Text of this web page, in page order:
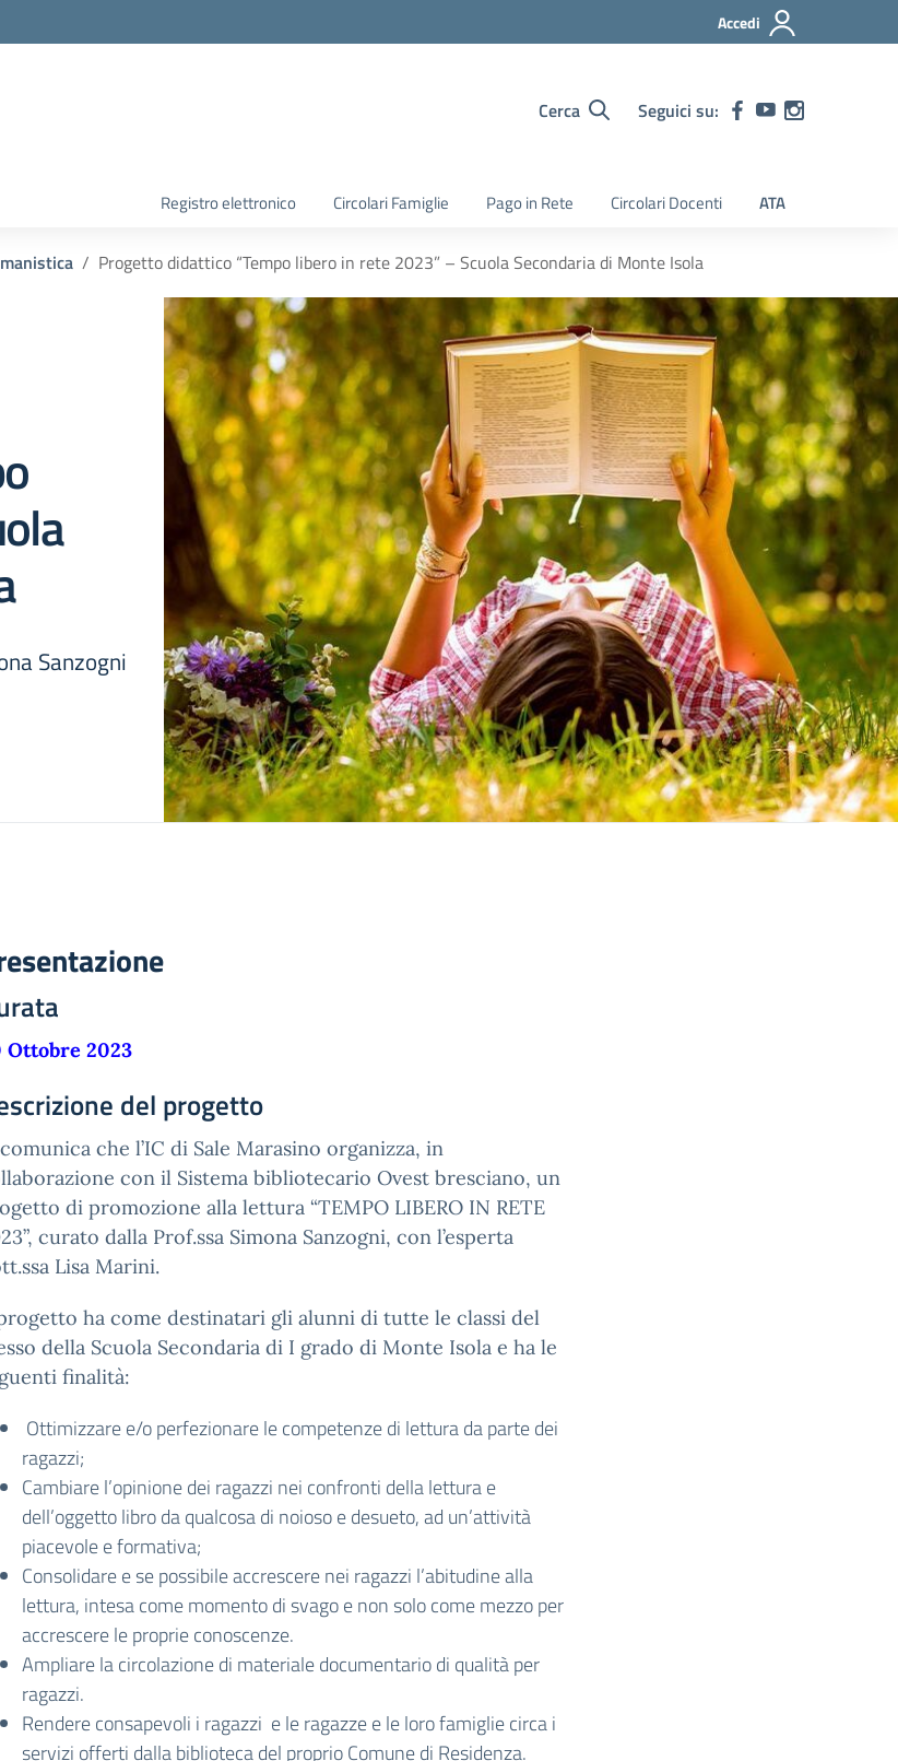
Accedi
Cerca Seguici su:
Registro elettronico Circolari Famiglie Pago in Rete Circolari Docenti ATA
Progetto didattico “Tempo libero in rete 2023” – Scuola Secondaria di Monte Isola
Sanzogni
Ottobre 2023
del progetto
che l’IC di Sale Marasino organizza, in
con il Sistema bibliotecario Ovest bresciano, un
di promozione alla lettura “TEMPO LIBERO IN RETE
curato dalla Prof.ssa Simona Sanzogni, con l’esperta
Lisa Marini.
ha come destinatari gli alunni di tutte le classi del
della Scuola Secondaria di I grado di Monte Isola e ha le
finalità:
Ottimizzare e/o perfezionare le competenze di lettura da parte dei
ragazzi;
Cambiare l’opinione dei ragazzi nei confronti della lettura e
dell’oggetto libro da qualcosa di noioso e desueto, ad un’attività
piacevole e formativa;
Consolidare e se possibile accrescere nei ragazzi l’abitudine alla
lettura, intesa come momento di svago e non solo come mezzo per
accrescere le proprie conoscenze.
Ampliare la circolazione di materiale documentario di qualità per
ragazzi.
Rendere consapevoli i ragazzi e le ragazze e le loro famiglie circa i
servizi offerti dalla biblioteca del proprio Comune di Residenza.